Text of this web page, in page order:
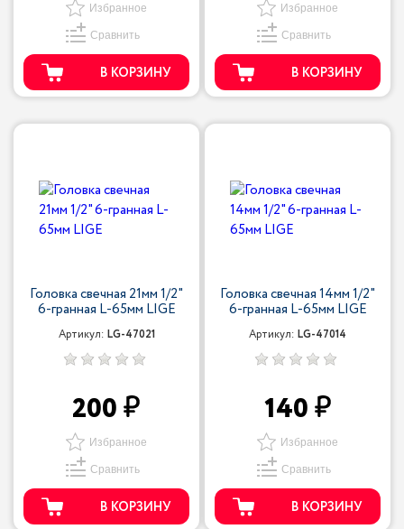
Избранное
Сравнить
В КОРЗИНУ
Избранное
Сравнить
В КОРЗИНУ
Головка свечная 21мм 1/2"
6-гранная L-65мм LIGE
Артикул: LG-47021
200
Избранное
Сравнить
В КОРЗИНУ
Головка свечная 14мм 1/2"
6-гранная L-65мм LIGE
Артикул: LG-47014
140
Избранное
Сравнить
В КОРЗИНУ